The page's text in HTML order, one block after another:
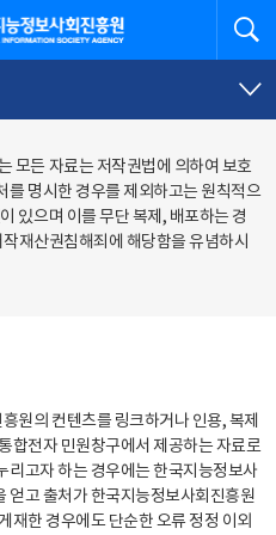
진흥원
모든 자료는 저작권법에 의하여 보호
를 명시한 경우를 제외하고는 원칙적으
있으며 이를 무단 복제, 배포하는 경
재산권침해죄에 해당함을 유념하시
원의 컨텐츠를 링크하거나 인용, 복제
합전자 민원창구에서 제공하는 자료로
리고자 하는 경우에는 한국지능정보사
얻고 출처가 한국지능정보사회진흥원
재한 경우에도 단순한 오류 정정 이외